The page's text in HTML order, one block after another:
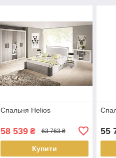
Спальня Helios
58 539₴ 63 763 ₴
Купити
55